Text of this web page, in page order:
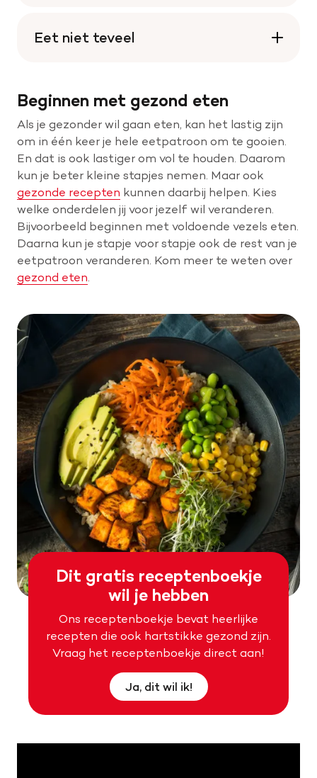
Eet niet teveel
Beginnen met gezond eten
Als je gezonder wil gaan eten, kan het lastig zijn
om in één keer je hele eetpatroon om te gooien.
En dat is ook lastiger om vol te houden. Daarom
kun je beter kleine stapjes nemen. Maar ook
gezonde recepten kunnen daarbij helpen. Kies
welke onderdelen jij voor jezelf wil veranderen.
Bijvoorbeeld beginnen met voldoende vezels eten.
Daarna kun je stapje voor stapje ook de rest van je
eetpatroon veranderen. Kom meer te weten over
gezond eten
Dit gratis receptenboekje
wil je hebben
Ons receptenboekje bevat heerlijke
recepten die ook hartstikke gezond zijn.
Vraag het receptenboekje direct aan!
Ja, dit wil ik!